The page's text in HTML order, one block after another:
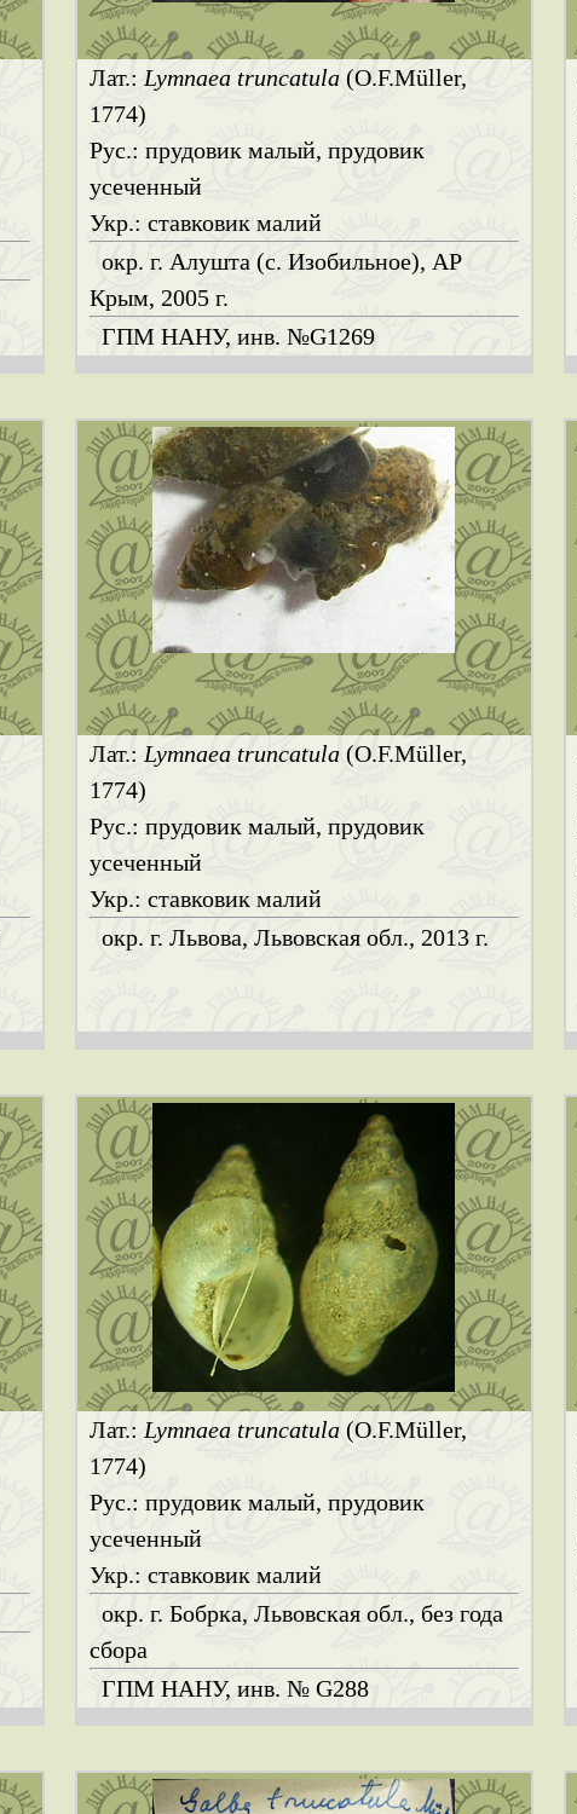
Лат.: Lymnaea truncatula(O.F.Müller,
1774)
Рус.: прудовик малый, прудовик
усеченный
Укр.: ставковик малий
окр. г. Алушта (с. Изобильное), АР
Крым, 2005 г.
ГПМ НАНУ, инв. №G1269
Лат.: Lymnaea truncatula(O.F.Müller,
1774)
Рус.: прудовик малый, прудовик
усеченный
Укр.: ставковик малий
окр. г. Львова, Львовская обл., 2013 г.
Лат.: Lymnaea truncatula(O.F.Müller,
1774)
Рус.: прудовик малый, прудовик
усеченный
Укр.: ставковик малий
окр. г. Бобрка, Львовская обл., без года
сбора
ГПМ НАНУ, инв. № G288